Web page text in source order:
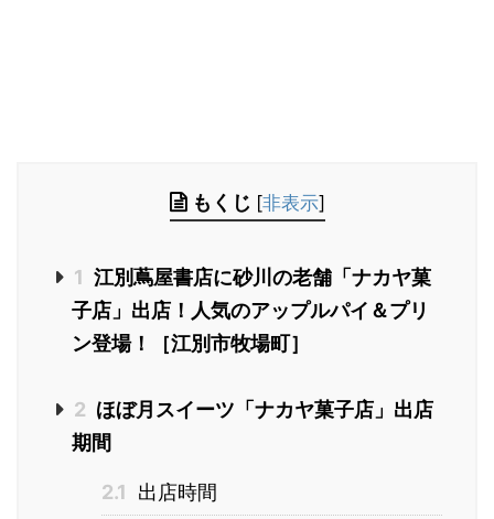
もくじ [非表示]
1 江別蔦屋書店に砂川の老舗「ナカヤ菓
子店」出店！人気のアップルパイ＆プリ
ン登場！［江別市牧場町］
2 ほぼ月スイーツ「ナカヤ菓子店」出店
期間
2.1 出店時間